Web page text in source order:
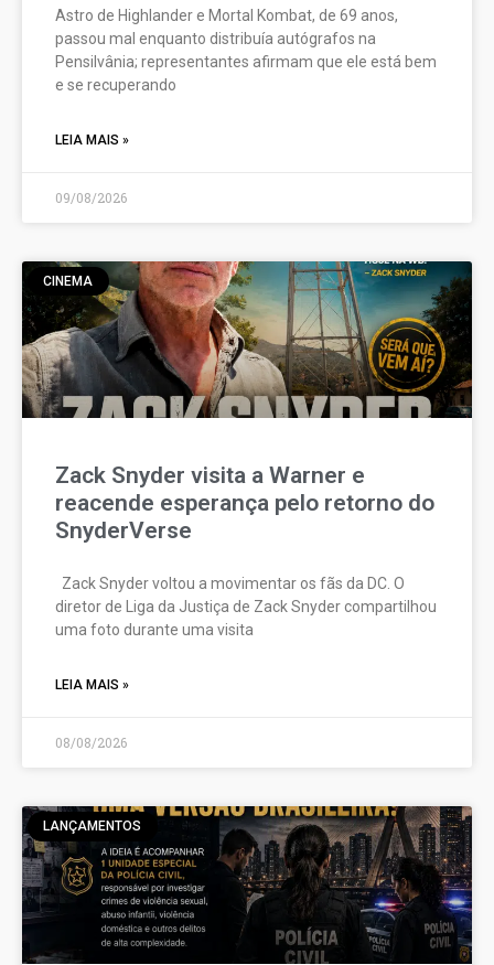
Astro de Highlander e Mortal Kombat, de 69 anos,
passou mal enquanto distribuía autógrafos na
Pensilvânia; representantes afirmam que ele está bem
e se recuperando
LEIA MAIS »
09/08/2026
CINEMA
Zack Snyder visita a Warner e
reacende esperança pelo retorno do
SnyderVerse
Zack Snyder voltou a movimentar os fãs da DC. O
diretor de Liga da Justiça de Zack Snyder compartilhou
uma foto durante uma visita
LEIA MAIS »
08/08/2026
LANÇAMENTOS